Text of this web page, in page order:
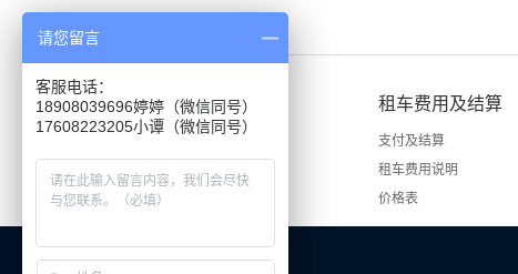
租车说明
租车流程
租车费用及结算
支付及结算
租车费用说明
价格表
请您留言
客服电话：
18908039696婷婷（微信同号）